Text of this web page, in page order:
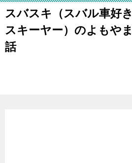
スバスキ（スバル車好き
スキーヤー）のよもやま
話